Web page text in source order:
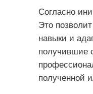
Согласно
Это
навыки и
получившие
полученной